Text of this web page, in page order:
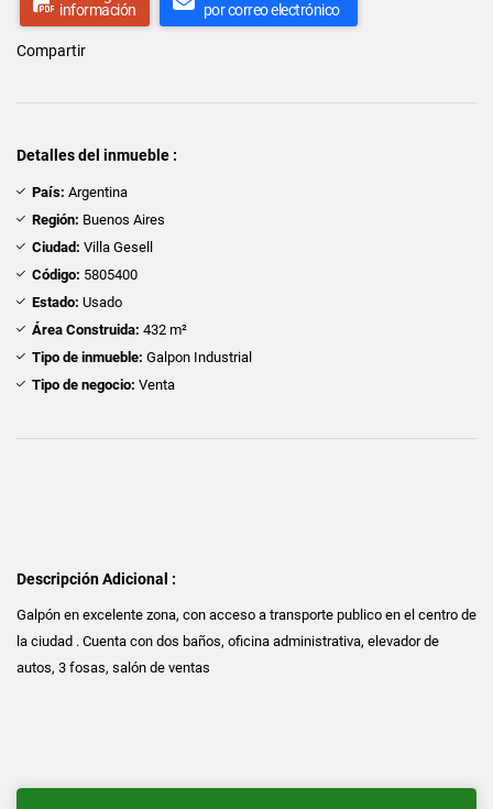
información
por correo electrónico
Compartir
Detalles del inmueble :
País: Argentina
Región: Buenos Aires
Ciudad: Villa Gesell
Código: 5805400
Estado: Usado
Área Construida: 432 m²
Tipo de inmueble: Galpon Industrial
Tipo de negocio: Venta
Descripción Adicional :
Galpón en excelente zona, con acceso a transporte publico en el centro de
la ciudad . Cuenta con dos baños, oficina administrativa, elevador de
autos, 3 fosas, salón de ventas